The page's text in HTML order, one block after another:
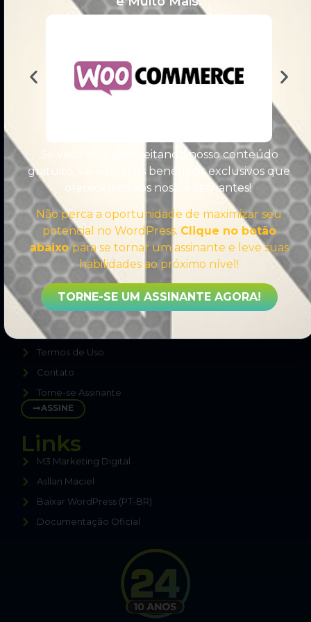
Comprometido a compartilhar sempre o melhor
conteúdo sobre WordPress, sem enrolação,
direto ao ponto, para te tornar um Especialista.
Sobre
Sobre Nós
Política de Privacidade
Termos de Uso
Contato
Torne-se Assinante
ASSINE
Links
M3 Marketing Digital
Asllan Maciel
Baixar WordPress (PT-BR)
Documentação Oficial
Se você está aproveitando nosso conteúdo
gratuito, vai adorar os benefícios exclusivos que
oferecemos aos nossos assinantes!
Não perca a oportunidade de maximizar seu
potencial no WordPress. Clique no botão
abaixopara se tornar um assinante e leve suas
habilidades ao próximo nível!
TORNE-SE UM ASSINANTE AGORA!